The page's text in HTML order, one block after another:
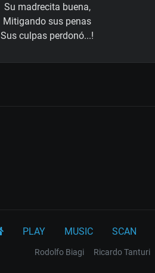
Su madrecita buena,
Mitigando sus penas
Sus culpas perdonó...!
PLAY MUSIC SCAN
Rodolfo Biagi Ricardo Tanturi